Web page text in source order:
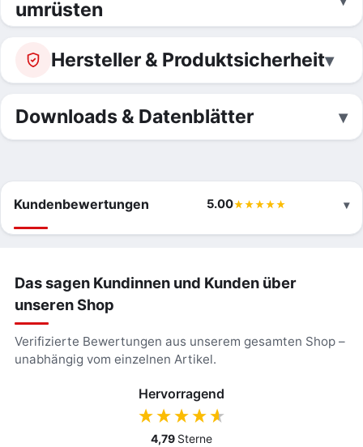
umrüsten
Hersteller & Produktsicherheit
Downloads & Datenblätter
Kundenbewertungen 5.00
Das sagen Kundinnen und Kunden über
unseren Shop
Verifizierte Bewertungen aus unserem gesamten Shop –
unabhängig vom einzelnen Artikel.
Hervorragend
4,79 Sterne